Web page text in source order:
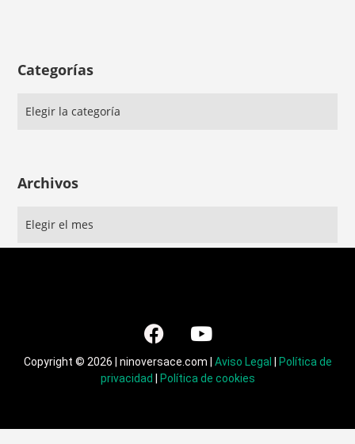
Categorías
Archivos
Copyright © 2026 | ninoversace.com | Aviso Legal | Política de
privacidad | Política de cookies